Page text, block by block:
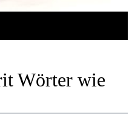
Wörter wie